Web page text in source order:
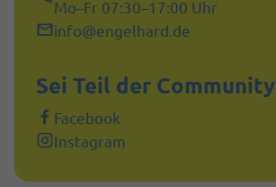
Mo–Fr 07:30–17:00 Uhr
info@engelhard.de
Sei Teil der Community
Facebook
Instagram